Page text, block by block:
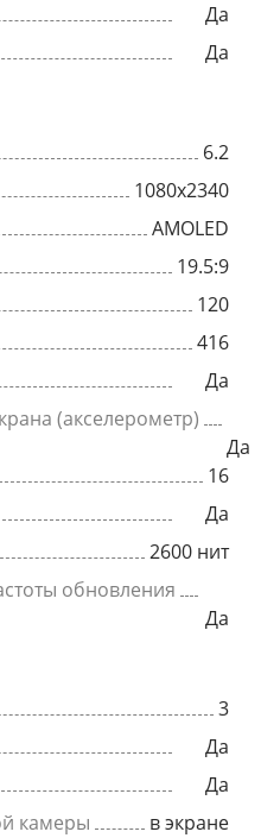
Да
Да
6.2
1080x2340
AMOLED
19.5:9
120
416
Да
(акселерометр)
Да
16
Да
2600 нит
обновления
Да
3
Да
Да
камеры
в экране